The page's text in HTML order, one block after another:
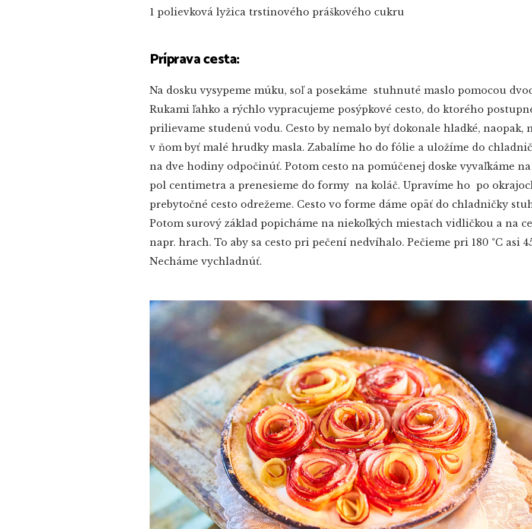
1 polievková lyžica trstinového práškového cukru
Príprava cesta:
Na dosku vysypeme múku, soľ a posekáme stuhnuté maslo pomocou
Rukami ľahko a rýchlo vypracujeme posýpkové cesto, do ktorého
prilievame studenú vodu. Cesto by nemalo byť dokonale hladké, naopak,
v ňom byť malé hrudky masla. Zabalíme ho do fólie a uložíme do
na dve hodiny odpočinúť. Potom cesto na pomúčenej doske vyvaľkáme
pol centimetra a prenesieme do formy na koláč. Upravíme ho po
prebytočné cesto odrežeme. Cesto vo forme dáme opäť do chladničky
Potom surový základ popicháme na niekoľkých miestach vidličkou a na
napr. hrach. To aby sa cesto pri pečení nedvíhalo. Pečieme pri 180 °C asi
Necháme vychladnúť.